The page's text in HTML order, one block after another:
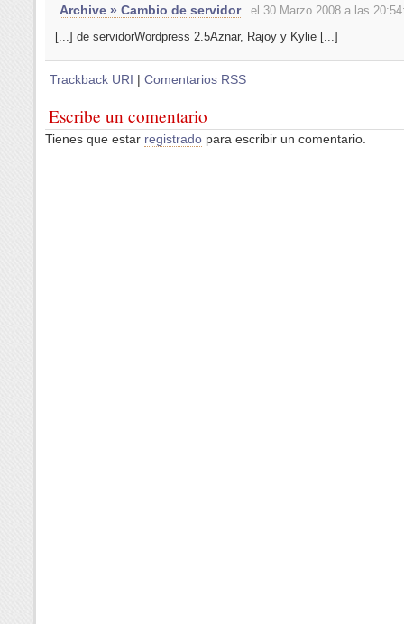
Archive » Cambio de servidor
el 30 Marzo 2008 a las
[...] de servidorWordpress 2.5Aznar, Rajoy y Kylie [...]
Trackback URI | Comentarios RSS
Escribe un comentario
Tienes que estar registrado para escribir un comentario.